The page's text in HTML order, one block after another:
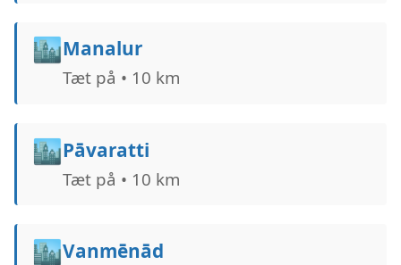
🏙️Manalur
Tæt på • 10 km
🏙️Pāvaratti
Tæt på • 10 km
🏙️Vanmēnād